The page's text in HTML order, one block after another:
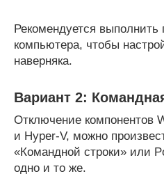
Рекомендуется выполнить
компьютера, чтобы
наверняка.
Вариант 2:
Отключение компонентов
и Hyper-V, можно
«Командной строки» или
одно и то же.